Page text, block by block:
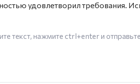
удовлетворил требования.
текст, нажмите ctrl+enterи